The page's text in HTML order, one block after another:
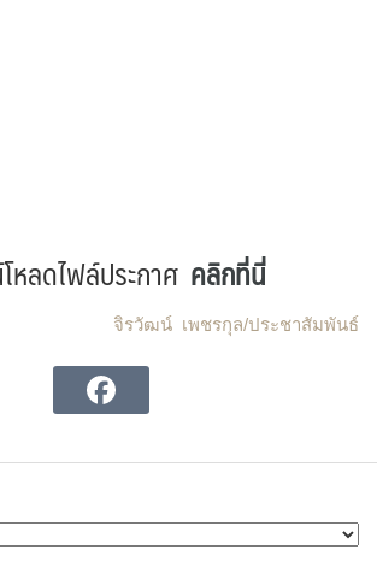
หลดไฟล์ประกาศ คลิกที่นี่
จิรวัฒน์ เพชรกุล/ประชาสัมพันธ์